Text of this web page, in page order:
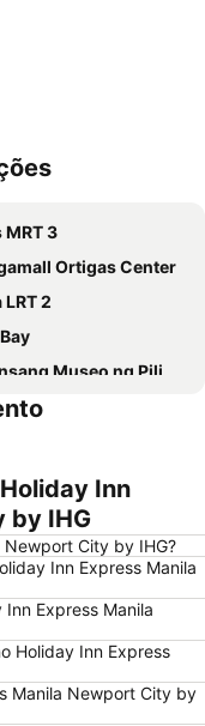
3
Ortigas Center
LRT 2
Museo ng Pilipinas
Club
2
Center MRT 3
Inn
by IHG
Newport City by IHG?
Inn Express Manila
Express Manila
Holiday Inn Express
Manila Newport City by